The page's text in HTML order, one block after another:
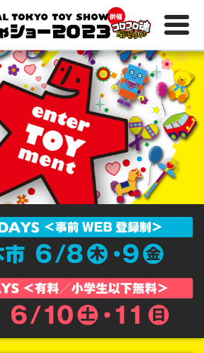
日
本
語
ENGLISH
開催概要
ホールマップ
出展社一覧
交通アクセス
主催者イベント
出展社のイベント
一般公開ご来場の皆様
へ
商談見本市ご来場の皆
様へ
報道関係の皆様へ
キッズライフゾーン
おもちゃ大賞について